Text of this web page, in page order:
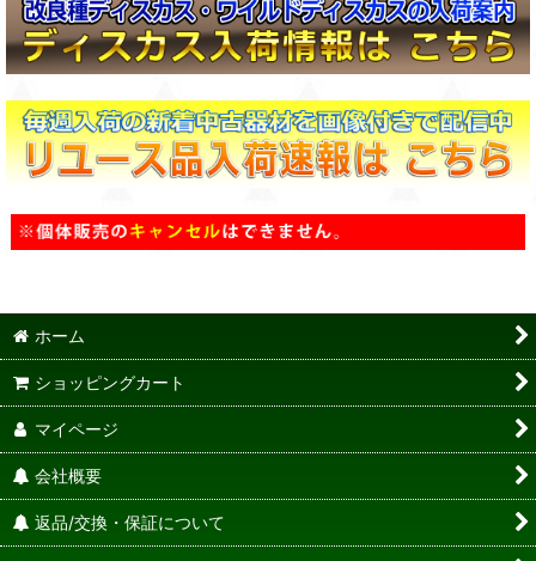
ホーム
ショッピングカート
マイページ
会社概要
返品/交換・保証について